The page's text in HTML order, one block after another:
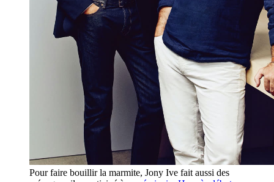
Pour faire bouillir la marmite, Jony Ive fait aussi des